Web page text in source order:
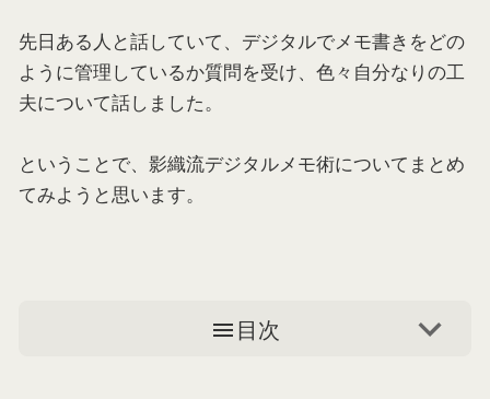
先日ある人と話していて、デジタルでメモ書きをどの
ように管理しているか質問を受け、色々自分なりの工
夫について話しました。
ということで、影織流デジタルメモ術についてまとめ
てみようと思います。
目次